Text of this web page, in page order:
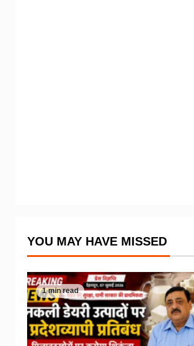
YOU MAY HAVE MISSED
1 min read